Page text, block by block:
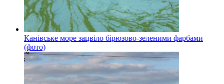
Канівське море зацвіло бірюзово-зеленими фарбами
(фото)